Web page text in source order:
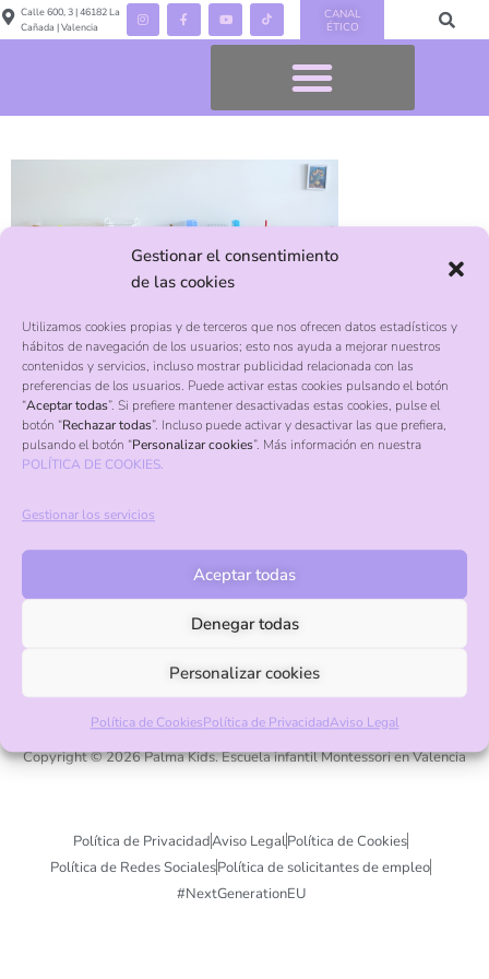
Gestionar el consentimiento
de las cookies
Utilizamos cookies propias y de terceros que nos ofrecen datos estadísticos y
hábitos de navegación de los usuarios; esto nos ayuda a mejorar nuestros
contenidos y servicios, incluso mostrar publicidad relacionada con las
preferencias de los usuarios. Puede activar estas cookies pulsando el botón
“Aceptar todas”. Si prefiere mantener desactivadas estas cookies, pulse el
botón “Rechazar todas”. Incluso puede activar y desactivar las que prefiera,
pulsando el botón “Personalizar cookies”. Más información en nuestra
POLÍTICA DE COOKIES.
Gestionar los servicios
Aceptar todas
Denegar todas
Personalizar cookies
Política de CookiesPolítica de PrivacidadAviso Legal
Calle 600, 3 | 46182 La
Cañada | Valencia
CANAL
ÉTICO
Contacto
Calle 600, 3, La Cañada, Valencia, 46182
Pago seguro con Visa y Mastercard
Copyright © 2026 Palma Kids. Escuela infantil Montessori en Valencia
Política de PrivacidadAviso LegalPolítica de Cookies
Política de Redes SocialesPolítica de solicitantes de empleo
#NextGenerationEU